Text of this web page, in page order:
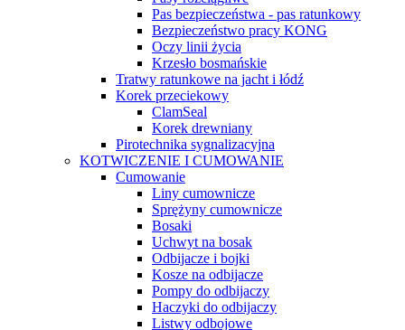
Pas bezpieczeństwa - pas ratunkowy
Bezpieczeństwo pracy KONG
Oczy linii życia
Krzesło bosmańskie
Tratwy ratunkowe na jacht i łódź
Korek przeciekowy
ClamSeal
Korek drewniany
Pirotechnika sygnalizacyjna
KOTWICZENIE I CUMOWANIE
Cumowanie
Liny cumownicze
Sprężyny cumownicze
Bosaki
Uchwyt na bosak
Odbijacze i bojki
Kosze na odbijacze
Pompy do odbijaczy
Haczyki do odbijaczy
Listwy odbojowe